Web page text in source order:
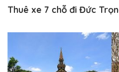
Thuê xe 7 chỗ đi Đức